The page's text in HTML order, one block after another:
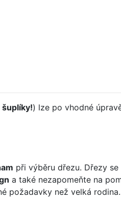
šuplíky!) lze po vhodné
při výběru dřezu. Dřezy
a také nezapomeňte na
požadavky než velká